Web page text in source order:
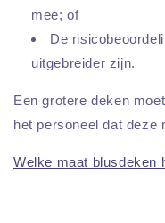
mee; of
De
uitgebreider zijn.
Een grotere deken
het personeel dat deze
Welke maat blusdeken